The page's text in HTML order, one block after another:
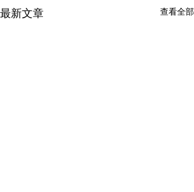
最新文章 查看全部